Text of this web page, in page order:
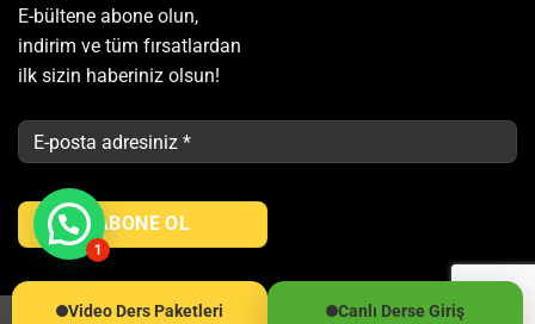
E-bültene abone olun,
indirim ve tüm fırsatlardan
ilk sizin haberiniz olsun!
Video Ders Paketleri Canlı Derse Giriş
Şuanda Çevrimiçiyiz.
1